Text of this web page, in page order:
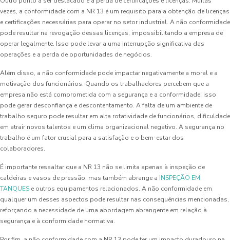
vezes, a conformidade com a NR 13 é um requisito para a obtenção de licenças
e certificações necessárias para operar no setor industrial. A não conformidade
pode resultar na revogação dessas licenças, impossibilitando a empresa de
operar legalmente. Isso pode levar a uma interrupção significativa das
operações e a perda de oportunidades de negócios.
Além disso, a não conformidade pode impactar negativamente a moral e a
motivação dos funcionários. Quando os trabalhadores percebem que a
empresa não está comprometida com a segurança e a conformidade, isso
pode gerar desconfiança e descontentamento. A falta de um ambiente de
trabalho seguro pode resultar em alta rotatividade de funcionários, dificuldade
em atrair novos talentos e um clima organizacional negativo. A segurança no
trabalho é um fator crucial para a satisfação e o bem-estar dos
colaboradores.
É importante ressaltar que a NR 13 não se limita apenas à inspeção de
caldeiras e vasos de pressão, mas também abrange a INSPEÇÃO EM
TANQUES e outros equipamentos relacionados. A não conformidade em
qualquer um desses aspectos pode resultar nas consequências mencionadas,
reforçando a necessidade de uma abordagem abrangente em relação à
segurança e à conformidade normativa.